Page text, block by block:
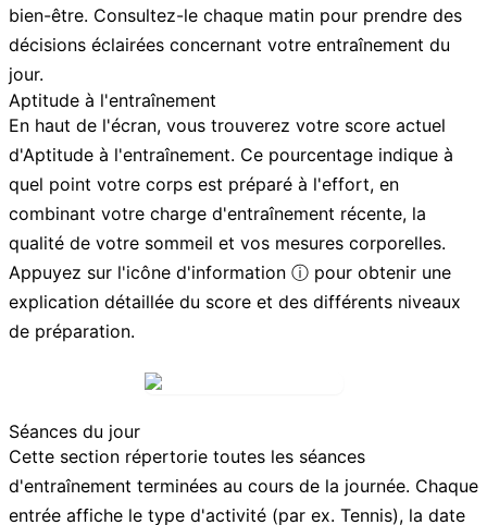
bien-être. Consultez-le chaque matin pour prendre des
décisions éclairées concernant votre entraînement du
jour.
Aptitude à l'entraînement
En haut de l'écran, vous trouverez votre score actuel
d'Aptitude à l'entraînement. Ce pourcentage indique à
quel point votre corps est préparé à l'effort, en
combinant votre charge d'entraînement récente, la
qualité de votre sommeil et vos mesures corporelles.
Appuyez sur l'icône d'information ⓘ pour obtenir une
explication détaillée du score et des différents niveaux
de préparation.
Séances du jour
Cette section répertorie toutes les séances
d'entraînement terminées au cours de la journée. Chaque
entrée affiche le type d'activité (par ex. Tennis), la date